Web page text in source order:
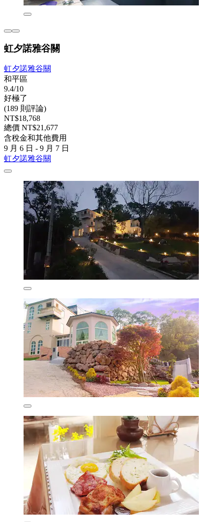
虹夕諾雅谷關
虹夕諾雅谷關
和平區
9.4/10
好極了
(189 則評論)
NT$18,768
總價 NT$21,677
含稅金和其他費用
9 月 6 日 - 9 月 7 日
虹夕諾雅谷關